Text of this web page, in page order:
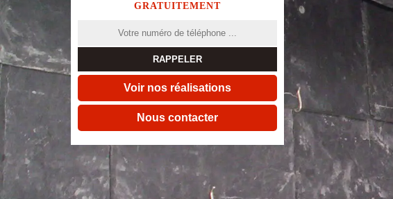
GRATUITEMENT
Voir nos réalisations
Nous contacter